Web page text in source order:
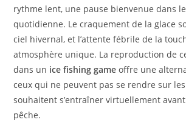
rythme lent, une pause bienvenue dans
quotidienne. Le craquement de la glace
ciel hivernal, et l’attente fébrile de la
atmosphère unique. La reproduction de
dans un ice fishing game offre une
ceux qui ne peuvent pas se rendre sur
souhaitent s’entraîner virtuellement
pêche.